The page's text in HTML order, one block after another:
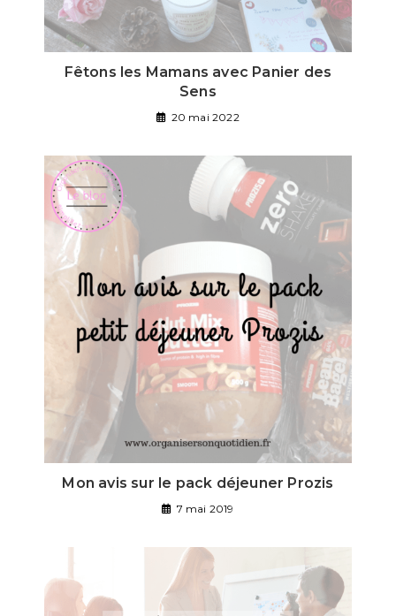
Fêtons les Mamans avec Panier des
Sens
20 mai 2022
Mon avis sur le pack déjeuner Prozis
7 mai 2019